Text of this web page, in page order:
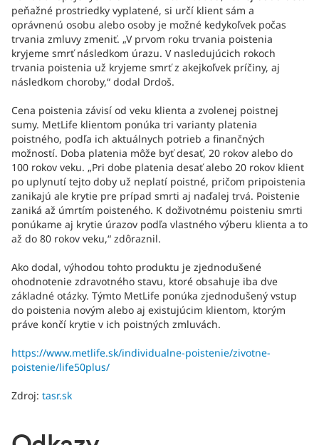
peňažné prostriedky vyplatené, si určí klient sám a
oprávnenú osobu alebo osoby je možné kedykoľvek počas
trvania zmluvy zmeniť. „V prvom roku trvania poistenia
kryjeme smrť následkom úrazu. V nasledujúcich rokoch
trvania poistenia už kryjeme smrť z akejkoľvek príčiny, aj
následkom choroby,“ dodal Drdoš.
Cena poistenia závisí od veku klienta a zvolenej poistnej
sumy. MetLife klientom ponúka tri varianty platenia
poistného, podľa ich aktuálnych potrieb a finančných
možností. Doba platenia môže byť desať, 20 rokov alebo do
100 rokov veku. „Pri dobe platenia desať alebo 20 rokov klient
po uplynutí tejto doby už neplatí poistné, pričom pripoistenia
zanikajú ale krytie pre prípad smrti aj naďalej trvá. Poistenie
zaniká až úmrtím poisteného. K doživotnému poisteniu smrti
ponúkame aj krytie úrazov podľa vlastného výberu klienta a to
až do 80 rokov veku,“ zdôraznil.
Ako dodal, výhodou tohto produktu je zjednodušené
ohodnotenie zdravotného stavu, ktoré obsahuje iba dve
základné otázky. Týmto MetLife ponúka zjednodušený vstup
do poistenia novým alebo aj existujúcim klientom, ktorým
práve končí krytie v ich poistných zmluvách.
https://www.metlife.sk/individualne-poistenie/zivotne-
poistenie/life50plus/
Zdroj: tasr.sk